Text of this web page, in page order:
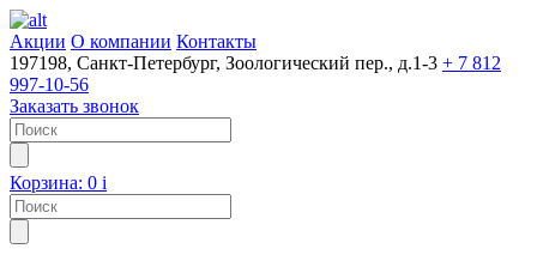
Акции О компании Контакты
197198, Санкт-Петербург, Зоологический пер., д.1-3 + 7 812
997-10-56
Заказать звонок
Корзина: 0 i